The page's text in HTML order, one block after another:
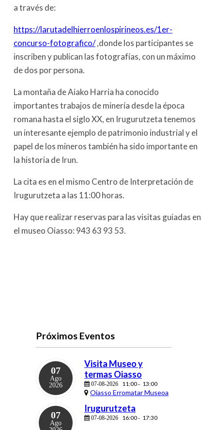
a través de:
https://larutadelhierroenlospirineos.es/1er-
concurso-fotografico/,donde los participantes se
inscriben y publican las fotografías, con un máximo
de dos por persona.
La montaña de Aiako Harria ha conocido
importantes trabajos de minería desde la época
romana hasta el siglo XX, en Irugurutzeta tenemos
un interesante ejemplo de patrimonio industrial y el
papel de los mineros también ha sido importante en
la historia de Irun.
La cita es en el mismo Centro de Interpretación de
Irugurutzeta a las 11:00 horas.
Hay que realizar reservas para las visitas guiadas en
el museo Oiasso: 943 63 93 53.
Próximos Eventos
07
Ago
2026
Visita Museo y
termas Oiasso
07-08-2026 11:00- 13:00
Oiasso Erromatar Museoa
07
Ago
Irugurutzeta
07-08-2026 16:00- 17:30